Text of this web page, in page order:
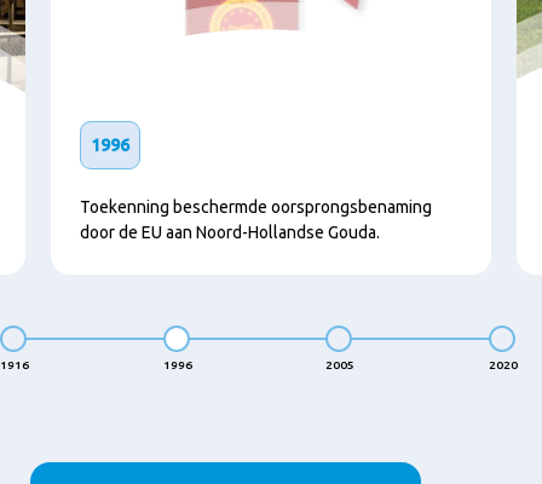
1996
Toekenning beschermde oorsprongsbenaming
door de EU aan Noord-Hollandse Gouda.
1916 1996 2005 2020